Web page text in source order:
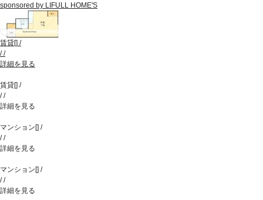
sponsored by LIFULL HOME'S
賃貸[] /
//
詳細を見る
賃貸[] /
//
詳細を見る
マンション [] /
//
詳細を見る
マンション [] /
//
詳細を見る